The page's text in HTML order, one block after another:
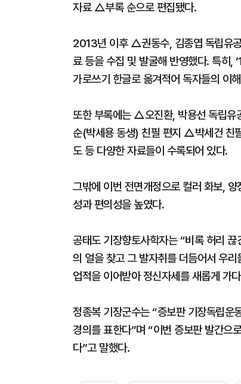
자료 △부록 순으로 편집됐다.
2013년 이후 △권동수, 김종엽 독립유
료 등을 수집 및 발굴해 반영했다. 특히,
가로쓰기 한글로 옮겨적어 독자들의 이
또한 부록에는 △오진환, 박용선 독립
순(박세용 동생) 친필 편지 △박세건 친
도 등 다양한 자료들이 수록되어 있다.
그밖에 이번 전면개정으로 컬러 화보,
성과 편의성을 높였다.
공태도 기장향토사학자는 “비록 허리
의 얼을 찾고 그 발자취를 더듬어서 우
업적을 이어받아 정신자세를 새롭게 가
정종복 기장군수는 “증보판 기장독립운
경의를 표한다”며 “이번 증보판 발간으
다”고 말했다.